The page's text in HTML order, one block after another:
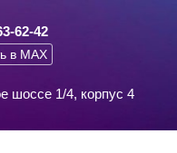
62-42
в MAX
шоссе 1/4, корпус 4